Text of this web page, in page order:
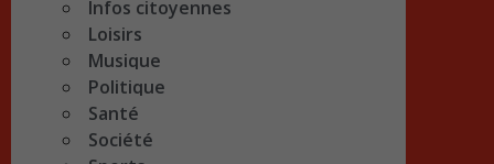
Infos citoyennes
Loisirs
Musique
Politique
Santé
Société